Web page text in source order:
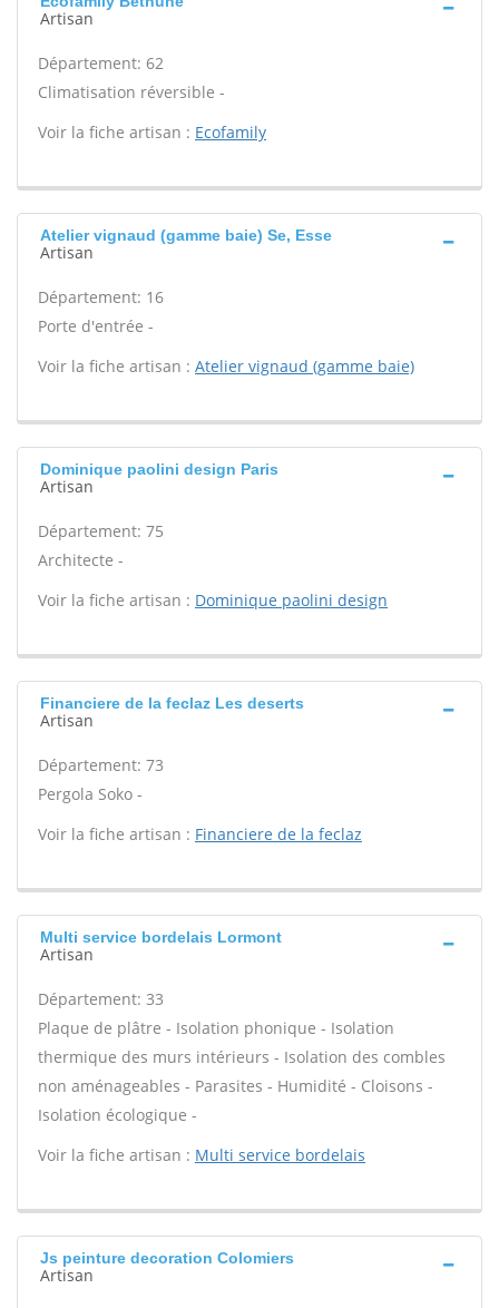
Artisan
Département: 62
Climatisation réversible -
Voir la fiche artisan : Ecofamily
Atelier vignaud (gamme baie) Se, Esse
Artisan
Département: 16
Porte d'entrée -
Voir la fiche artisan : Atelier vignaud (gamme baie)
Dominique paolini design Paris
Artisan
Département: 75
Architecte -
Voir la fiche artisan : Dominique paolini design
Financiere de la feclaz Les deserts
Artisan
Département: 73
Pergola Soko -
Voir la fiche artisan : Financiere de la feclaz
Multi service bordelais Lormont
Artisan
Département: 33
Plaque de plâtre - Isolation phonique - Isolation
thermique des murs intérieurs - Isolation des combles
non aménageables - Parasites - Humidité - Cloisons -
Isolation écologique -
Voir la fiche artisan : Multi service bordelais
Js peinture decoration Colomiers
Artisan